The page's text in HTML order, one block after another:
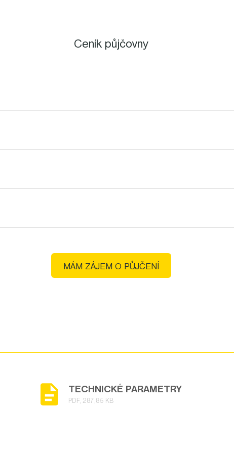
Ceník půjčovny
MÁM ZÁJEM O PŮJČENÍ
TECHNICKÉ PARAMETRY
PDF, 287,85 KB